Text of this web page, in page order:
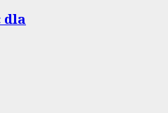
dla